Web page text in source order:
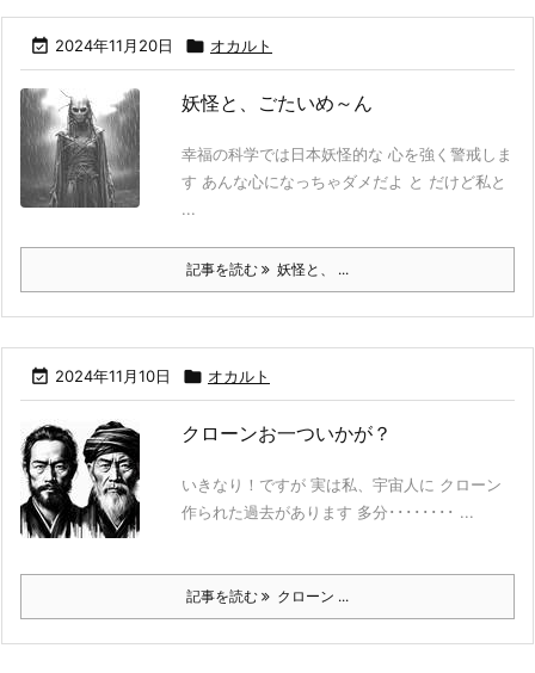
 2024年11月20日  オカルト
妖怪と、ごたいめ～ん
幸福の科学では日本妖怪的な 心を強く警戒しま
す あんな心になっちゃダメだよ と だけど私と
...
記事を読む 妖怪と、 ...
 2024年11月10日  オカルト
クローンお一ついかが？
いきなり！ですが 実は私、宇宙人に クローン
作られた過去があります 多分････････ ...
記事を読む クローン ...